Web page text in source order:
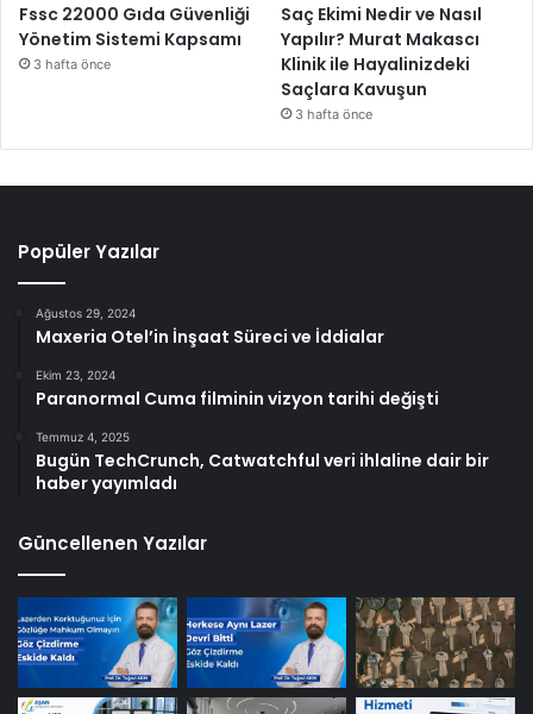
Fssc 22000 Gıda Güvenliği
Yönetim Sistemi Kapsamı
3 hafta önce
Saç Ekimi Nedir ve Nasıl
Yapılır? Murat Makascı
Klinik ile Hayalinizdeki
Saçlara Kavuşun
3 hafta önce
Popüler Yazılar
Ağustos 29, 2024
Maxeria Otel’in İnşaat Süreci ve İddialar
Ekim 23, 2024
Paranormal Cuma filminin vizyon tarihi değişti
Temmuz 4, 2025
Bugün TechCrunch, Catwatchful veri ihlaline dair bir
haber yayımladı
Güncellenen Yazılar